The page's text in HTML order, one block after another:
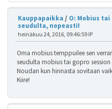
Kauppapaikka / O: Mobius
seudulta, nopeasti!
heinäkuu 24, 2016, 09:46:59 IP
Oma mobius temppuilee sen
seudulta mobius tai gopro
Noudan kun hinnasta sovitaan
Kiire!